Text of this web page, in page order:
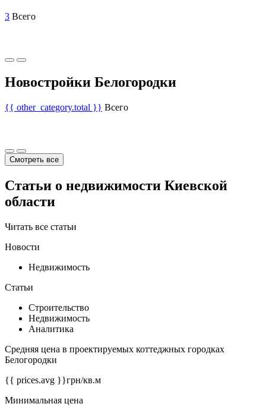
3 Всего
Новостройки Белогородки
{{ other_category.total }} Всего
Смотреть все
Статьи о недвижимости Киевской
области
Читать все статьи
Новости
Недвижимость
Статьи
Строительство
Недвижимость
Аналитика
Средняя цена в проектируемых коттеджных городках
Белогородки
{{ prices.avg }}грн/кв.м
Минимальная цена